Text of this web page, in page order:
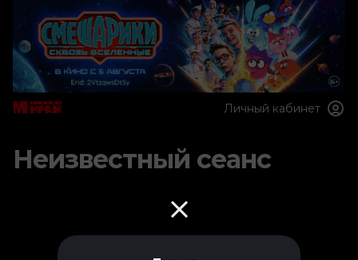
Личный кабинет
Неизвестный сеанс